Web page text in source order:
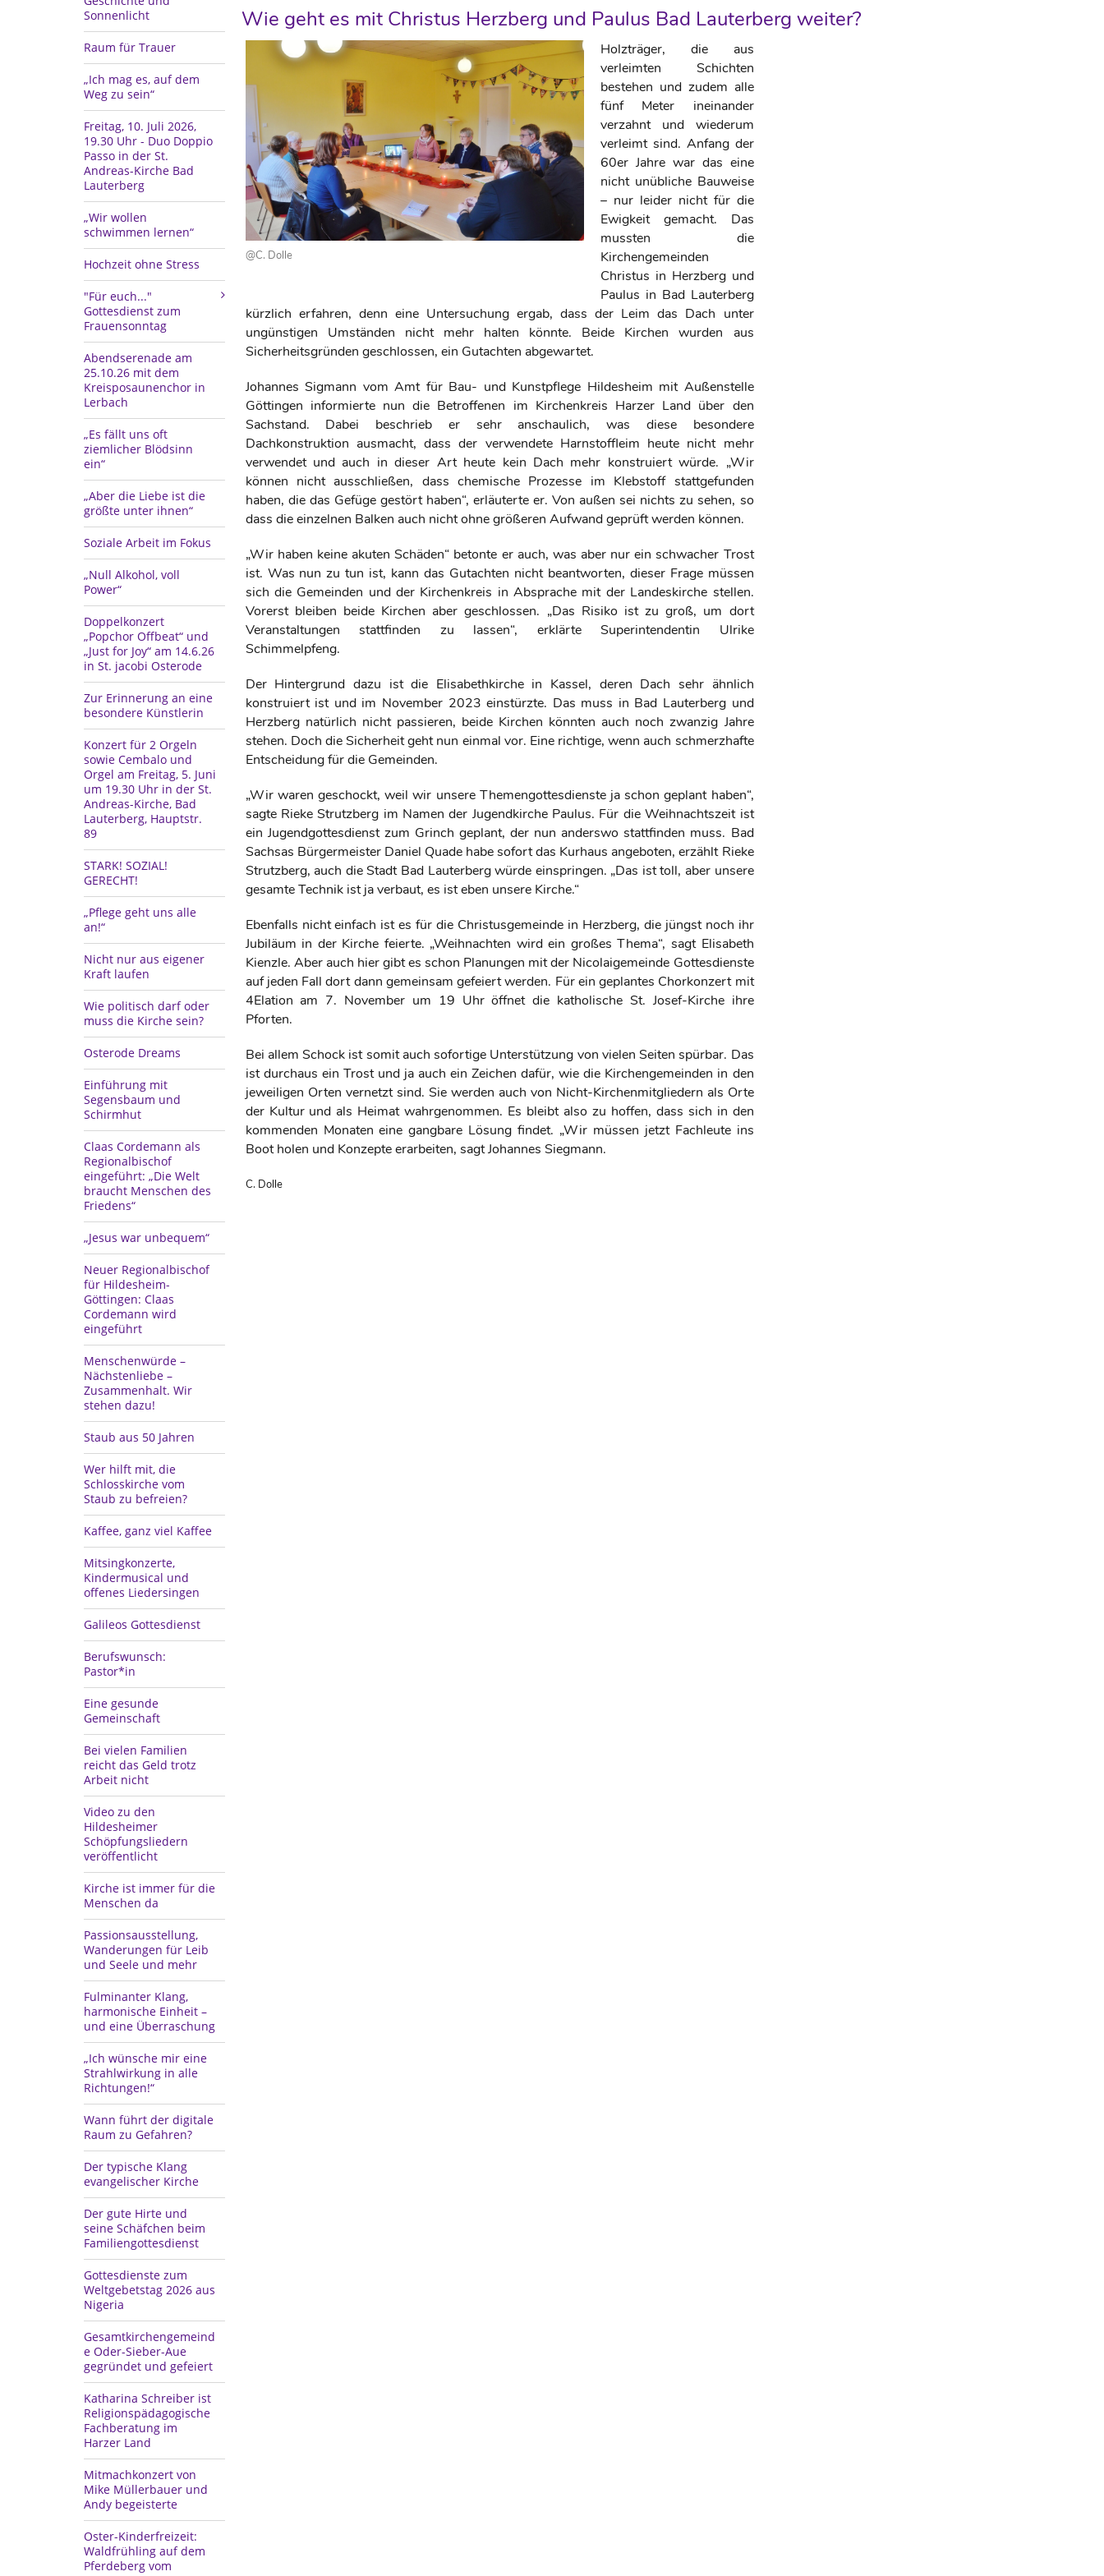
Sonnenlicht
Raum für Trauer
„Ich mag es, auf dem
Weg zu sein“
Freitag, 10. Juli 2026,
19.30 Uhr - Duo Doppio
Passo in der St.
Andreas-Kirche Bad
Lauterberg
„Wir wollen
schwimmen lernen“
Hochzeit ohne Stress
"Für euch..."
Gottesdienst zum
Frauensonntag
Abendserenade am
25.10.26 mit dem
Kreisposaunenchor in
Lerbach
„Es fällt uns oft
ziemlicher Blödsinn
ein“
„Aber die Liebe ist die
größte unter ihnen“
Soziale Arbeit im Fokus
„Null Alkohol, voll
Power“
Doppelkonzert
„Popchor Offbeat“ und
„Just for Joy“ am 14.6.26
in St. jacobi Osterode
Zur Erinnerung an eine
besondere Künstlerin
Konzert für 2 Orgeln
sowie Cembalo und
Orgel am Freitag, 5. Juni
um 19.30 Uhr in der St.
Andreas-Kirche, Bad
Lauterberg, Hauptstr.
89
STARK! SOZIAL!
GERECHT!
„Pflege geht uns alle
an!“
Nicht nur aus eigener
Kraft laufen
Wie politisch darf oder
muss die Kirche sein?
Osterode Dreams
Einführung mit
Segensbaum und
Schirmhut
Claas Cordemann als
Regionalbischof
eingeführt: „Die Welt
braucht Menschen des
Friedens“
„Jesus war unbequem“
Neuer Regionalbischof
für Hildesheim-
Göttingen: Claas
Cordemann wird
eingeführt
Menschenwürde –
Nächstenliebe –
Zusammenhalt. Wir
stehen dazu!
Staub aus 50 Jahren
Wer hilft mit, die
Schlosskirche vom
Staub zu befreien?
Kaffee, ganz viel Kaffee
Mitsingkonzerte,
Kindermusical und
offenes Liedersingen
Galileos Gottesdienst
Berufswunsch:
Pastor*in
Eine gesunde
Gemeinschaft
Bei vielen Familien
reicht das Geld trotz
Arbeit nicht
Video zu den
Hildesheimer
Schöpfungsliedern
veröffentlicht
Kirche ist immer für die
Menschen da
Passionsausstellung,
Wanderungen für Leib
und Seele und mehr
Fulminanter Klang,
harmonische Einheit –
und eine Überraschung
„Ich wünsche mir eine
Strahlwirkung in alle
Richtungen!“
Wann führt der digitale
Raum zu Gefahren?
Der typische Klang
evangelischer Kirche
Der gute Hirte und
seine Schäfchen beim
Familiengottesdienst
Gottesdienste zum
Weltgebetstag 2026 aus
Nigeria
Gesamtkirchengemeind
e Oder-Sieber-Aue
gegründet und gefeiert
Katharina Schreiber ist
Religionspädagogische
Fachberatung im
Harzer Land
Mitmachkonzert von
Mike Müllerbauer und
Andy begeisterte
Oster-Kinderfreizeit:
Waldfrühling auf dem
Pferdeberg vom
Wie geht es mit Christus Herzberg und Paulus Bad Lauterberg weiter?
@C. Dolle
Holzträger, die aus
verleimten Schichten
bestehen und zudem alle
fünf Meter ineinander
verzahnt und wiederum
verleimt sind. Anfang der
60er Jahre war das eine
nicht unübliche Bauweise
– nur leider nicht für die
Ewigkeit gemacht. Das
mussten die
Kirchengemeinden
Christus in Herzberg und
Paulus in Bad Lauterberg
kürzlich erfahren, denn eine Untersuchung ergab, dass der Leim das Dach unter
ungünstigen Umständen nicht mehr halten könnte. Beide Kirchen wurden aus
Sicherheitsgründen geschlossen, ein Gutachten abgewartet.
Johannes Sigmann vom Amt für Bau- und Kunstpflege Hildesheim mit Außenstelle
Göttingen informierte nun die Betroffenen im Kirchenkreis Harzer Land über den
Sachstand. Dabei beschrieb er sehr anschaulich, was diese besondere
Dachkonstruktion ausmacht, dass der verwendete Harnstoffleim heute nicht mehr
verwendet und auch in dieser Art heute kein Dach mehr konstruiert würde. „Wir
können nicht ausschließen, dass chemische Prozesse im Klebstoff stattgefunden
haben, die das Gefüge gestört haben“, erläuterte er. Von außen sei nichts zu sehen, so
dass die einzelnen Balken auch nicht ohne größeren Aufwand geprüft werden können.
„Wir haben keine akuten Schäden“ betonte er auch, was aber nur ein schwacher Trost
ist. Was nun zu tun ist, kann das Gutachten nicht beantworten, dieser Frage müssen
sich die Gemeinden und der Kirchenkreis in Absprache mit der Landeskirche stellen.
Vorerst bleiben beide Kirchen aber geschlossen. „Das Risiko ist zu groß, um dort
Veranstaltungen stattfinden zu lassen“, erklärte Superintendentin Ulrike
Schimmelpfeng.
Der Hintergrund dazu ist die Elisabethkirche in Kassel, deren Dach sehr ähnlich
konstruiert ist und im November 2023 einstürzte. Das muss in Bad Lauterberg und
Herzberg natürlich nicht passieren, beide Kirchen könnten auch noch zwanzig Jahre
stehen. Doch die Sicherheit geht nun einmal vor. Eine richtige, wenn auch schmerzhafte
Entscheidung für die Gemeinden.
„Wir waren geschockt, weil wir unsere Themengottesdienste ja schon geplant haben“,
sagte Rieke Strutzberg im Namen der Jugendkirche Paulus. Für die Weihnachtszeit ist
ein Jugendgottesdienst zum Grinch geplant, der nun anderswo stattfinden muss. Bad
Sachsas Bürgermeister Daniel Quade habe sofort das Kurhaus angeboten, erzählt Rieke
Strutzberg, auch die Stadt Bad Lauterberg würde einspringen. „Das ist toll, aber unsere
gesamte Technik ist ja verbaut, es ist eben unsere Kirche.“
Ebenfalls nicht einfach ist es für die Christusgemeinde in Herzberg, die jüngst noch ihr
Jubiläum in der Kirche feierte. „Weihnachten wird ein großes Thema“, sagt Elisabeth
Kienzle. Aber auch hier gibt es schon Planungen mit der Nicolaigemeinde Gottesdienste
auf jeden Fall dort dann gemeinsam gefeiert werden. Für ein geplantes Chorkonzert mit
4Elation am 7. November um 19 Uhr öffnet die katholische St. Josef-Kirche ihre
Pforten.
Bei allem Schock ist somit auch sofortige Unterstützung von vielen Seiten spürbar. Das
ist durchaus ein Trost und ja auch ein Zeichen dafür, wie die Kirchengemeinden in den
jeweiligen Orten vernetzt sind. Sie werden auch von Nicht-Kirchenmitgliedern als Orte
der Kultur und als Heimat wahrgenommen. Es bleibt also zu hoffen, dass sich in den
kommenden Monaten eine gangbare Lösung findet. „Wir müssen jetzt Fachleute ins
Boot holen und Konzepte erarbeiten, sagt Johannes Siegmann.
C. Dolle